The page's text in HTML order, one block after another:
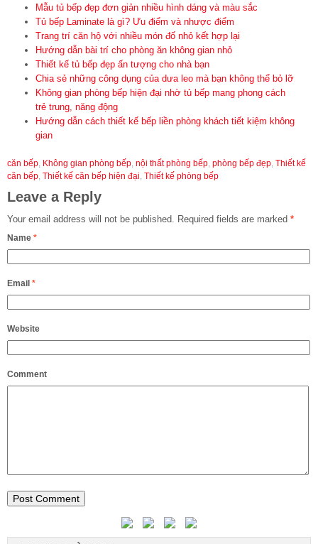
Mẫu tủ bếp đẹp đơn giản nhiều hình dáng và màu sắc
Tủ bếp Laminate là gì? Ưu điểm và nhược điểm
Trang trí căn hộ với nhiều món đố nhỏ kết hợp lại
Hướng dẫn bài trí cho phòng ăn không gian nhỏ
Thiết kế tủ bếp đẹp ấn tượng cho nhà bạn
Chia sẻ những công dụng của dưa leo mà bạn không thể bỏ lỡ
Không gian phòng bếp hiện đại nhờ tủ bếp mang phong cách
trẻ trung, năng động
Hướng dẫn cách thiết kế bếp liền phòng khách tiết kiệm không
gian
căn bếp, Không gian phòng bếp, nội thất phòng bếp, phòng bếp đẹp, Thiết kế
căn bếp, Thiết kế căn bếp hiện đại, Thiết kế phòng bếp
Leave a Reply
Your email address will not be published. Required fields are marked *
Name *
Email *
Website
Comment